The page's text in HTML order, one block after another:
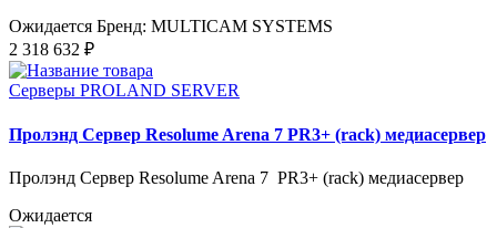
Ожидается Бренд: MULTICAM SYSTEMS
2 318 632 ₽
Серверы PROLAND SERVER
Пролэнд Сервер Resolume Arena 7 PR3+ (rack) медиасервер
Пролэнд Сервер Resolume Arena 7 PR3+ (rack) медиасервер
Ожидается